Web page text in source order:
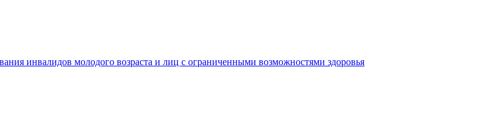
инвалидов молодого возраста и лиц с ограниченными возможностями здоровья